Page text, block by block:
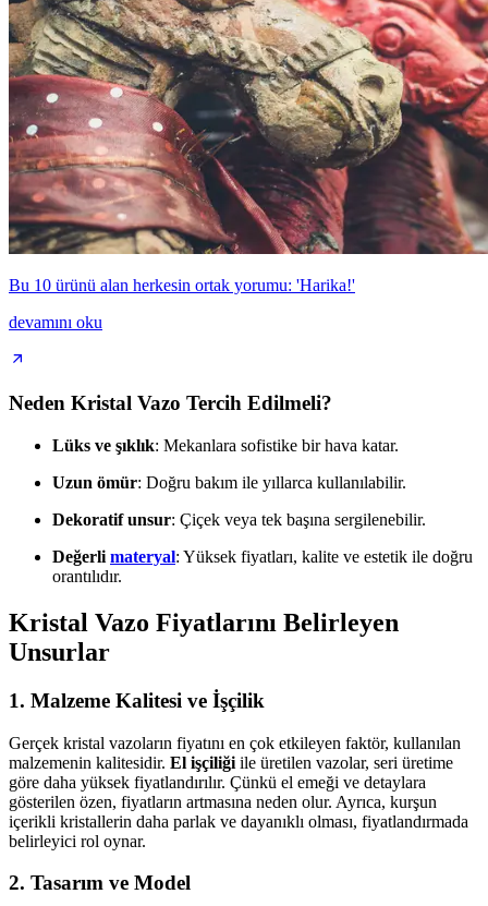
Bu 10 ürünü alan herkesin ortak yorumu: 'Harika!'
devamını oku
Neden Kristal Vazo Tercih Edilmeli?
Lüks ve şıklık: Mekanlara sofistike bir hava katar.
Uzun ömür: Doğru bakım ile yıllarca kullanılabilir.
Dekoratif unsur: Çiçek veya tek başına sergilenebilir.
Değerli materyal: Yüksek fiyatları, kalite ve estetik ile doğru
orantılıdır.
Kristal Vazo Fiyatlarını Belirleyen
Unsurlar
1. Malzeme Kalitesi ve İşçilik
Gerçek kristal vazoların fiyatını en çok etkileyen faktör, kullanılan
malzemenin kalitesidir. El işçiliği ile üretilen vazolar, seri üretime
göre daha yüksek fiyatlandırılır. Çünkü el emeği ve detaylara
gösterilen özen, fiyatların artmasına neden olur. Ayrıca, kurşun
içerikli kristallerin daha parlak ve dayanıklı olması, fiyatlandırmada
belirleyici rol oynar.
2. Tasarım ve Model